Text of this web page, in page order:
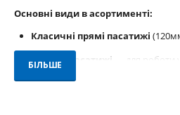
Основні види в асортименті:
Класичні прямі пасатижі
Вигнуті пасатижі — для роботи
Подовжені пасатижі
БІЛЬШЕ